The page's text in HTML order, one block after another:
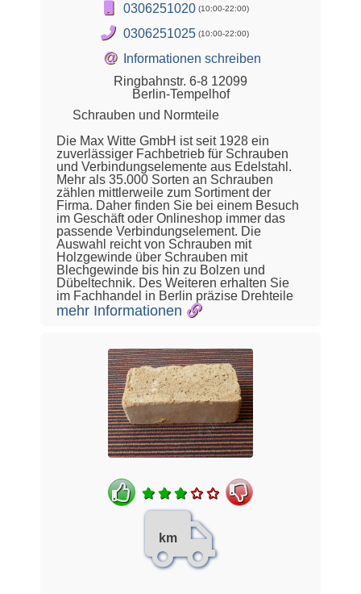
0306251020 (10:00-22:00)
0306251025 (10:00-22:00)
@
Informationen schreiben
Ringbahnstr. 6-8 12099
Berlin-Tempelhof
Schrauben und Normteile
Die Max Witte GmbH ist seit 1928 ein
zuverlässiger Fachbetrieb für Schrauben
und Verbindungselemente aus Edelstahl.
Mehr als 35.000 Sorten an Schrauben
zählen mittlerweile zum Sortiment der
Firma. Daher finden Sie bei einem Besuch
im Geschäft oder Onlineshop immer das
passende Verbindungselement. Die
Auswahl reicht von Schrauben mit
Holzgewinde über Schrauben mit
Blechgewinde bis hin zu Bolzen und
Dübeltechnik. Des Weiteren erhalten Sie
im Fachhandel in Berlin präzise Drehteile
mehr Informationen
km